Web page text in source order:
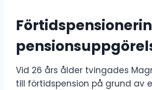
Vid 26 års ålder tvingades
till förtidspension på grund av